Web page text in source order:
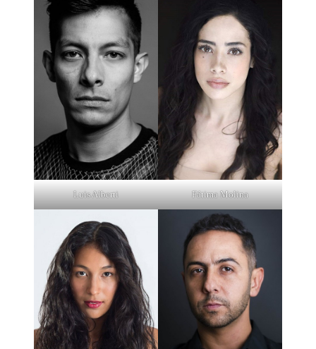
Luis Alberti Fátima Molina